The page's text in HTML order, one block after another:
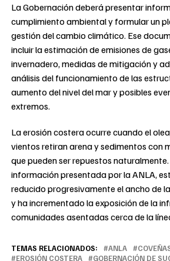
La Gobernación deberá presentar
cumplimiento ambiental y formular un
gestión del cambio climático. Ese
incluir la estimación de emisiones de
invernadero, medidas de mitigación y
análisis del funcionamiento de las
aumento del nivel del mar y posibles
extremos.
La erosión costera ocurre cuando el
vientos retiran arena y sedimentos con
que pueden ser repuestos naturalmente.
información presentada por la ANLA,
reducido progresivamente el ancho de
y ha incrementado la exposición de la
comunidades asentadas cerca de la
TEMAS RELACIONADOS: ANLA
EROSIÓN COSTERA
GOBERNACIÓN DE